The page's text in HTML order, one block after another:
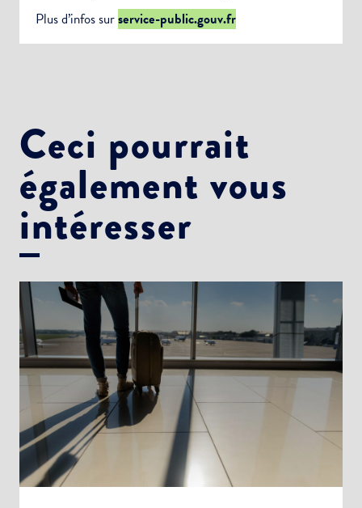
Plus d’infos surservice-public.gouv.fr
Ceci pourrait
également vous
intéresser